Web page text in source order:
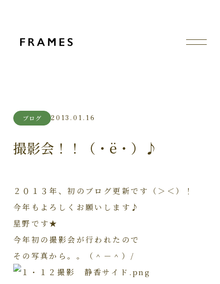
ブログ 2013.01.16
撮影会！！（・ё・）♪
２０１３年、初のブログ更新です（＞＜）！
今年もよろしくお願いします♪
星野です★
今年初の撮影会が行われたので
その写真から。。（＾－＾）/